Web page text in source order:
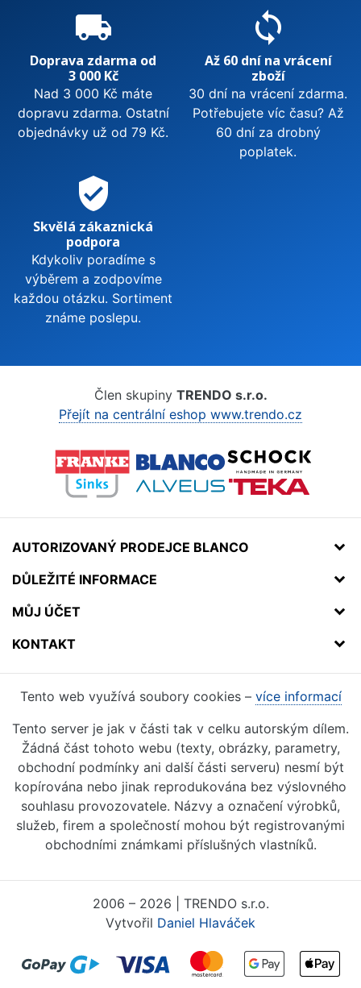
local_shipping
Doprava zdarma od
3 000 Kč
Nad 3 000 Kč máte
dopravu zdarma. Ostatní
objednávky už od 79 Kč.
sync
Až 60 dní na vrácení
zboží
30 dní na vrácení zdarma.
Potřebujete víc času? Až
60 dní za drobný
poplatek.
verified_user
Skvělá zákaznická
podpora
Kdykoliv poradíme s
výběrem a zodpovíme
každou otázku. Sortiment
známe poslepu.
Člen skupiny TRENDO s.r.o.
Přejít na centrální eshop www.trendo.cz
AUTORIZOVANÝ PRODEJCE BLANCO
DŮLEŽITÉ INFORMACE
MŮJ ÚČET
KONTAKT
Tento web využívá soubory cookies – více informací
Tento server je jak v části tak v celku autorským dílem.
Žádná část tohoto webu (texty, obrázky, parametry,
obchodní podmínky ani další části serveru) nesmí být
kopírována nebo jinak reprodukována bez výslovného
souhlasu provozovatele. Názvy a označení výrobků,
služeb, firem a společností mohou být registrovanými
obchodními známkami příslušných vlastníků.
2006 – 2026 | TRENDO s.r.o.
Vytvořil Daniel Hlaváček